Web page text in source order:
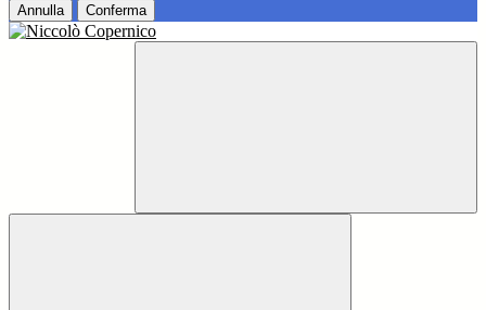
Annulla Conferma